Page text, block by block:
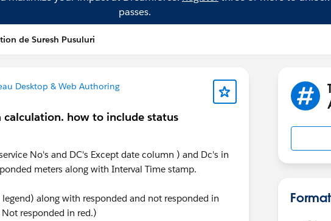
passes.
de Suresh Pusuluri
Desktop & Web Authoring
calculation. how to include status
No's and DC's Except date column ) and Dc's in
meters along with Interval Time stamp.
along with responded and not responded in
responded in red.)